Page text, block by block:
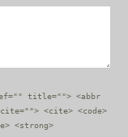
title=""> <abbr
<cite> <code>
<strong>